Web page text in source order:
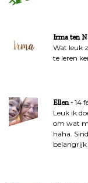
Irma ten
Wat leuk
te leren
Ellen
14
Leuk ik
om wat
haha.
belangrijk